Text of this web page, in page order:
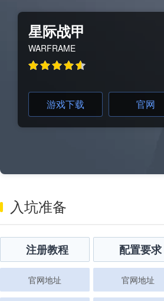
星际战甲
WARFRAME
游戏下载 官网
入坑准备
注册教程 配置要求
官网地址 官网地址